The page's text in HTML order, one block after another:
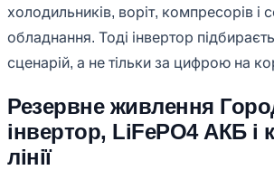
холодильників, воріт, компресорів і
обладнання. Тоді інвертор
сценарій, а не тільки за цифрою на
Резервне живлення
інвертор, LiFePO4 АКБ і
лінії